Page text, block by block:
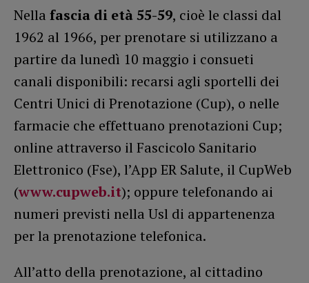
Nella fascia di età 55-59, cioè le classi dal
1962 al 1966, per prenotare si utilizzano a
partire da lunedì 10 maggio i consueti
canali disponibili: recarsi agli sportelli dei
Centri Unici di Prenotazione (Cup), o nelle
farmacie che effettuano prenotazioni Cup;
online attraverso il Fascicolo Sanitario
Elettronico (Fse), l’App ER Salute, il CupWeb
(www.cupweb.it); oppure telefonando ai
numeri previsti nella Usl di appartenenza
per la prenotazione telefonica.
All’atto della prenotazione, al cittadino